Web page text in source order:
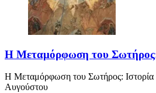
Η Μεταμόρφωση του Σωτήρος:
Η Μεταμόρφωση του Σωτήρος: Ιστορία
Αυγούστου